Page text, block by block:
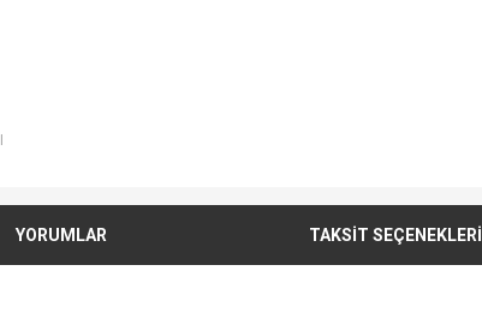
YORUMLAR TAKSİT SEÇENEKLERİ